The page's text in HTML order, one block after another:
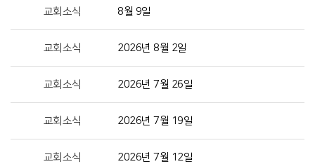
교회소식 8월 9일
교회소식 2026년 8월 2일
교회소식 2026년 7월 26일
교회소식 2026년 7월 19일
교회소식 2026년 7월 12일